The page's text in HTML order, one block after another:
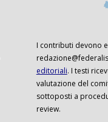
I contributi devono
editoriali. I testi
valutazione del
sottoposti a
review.